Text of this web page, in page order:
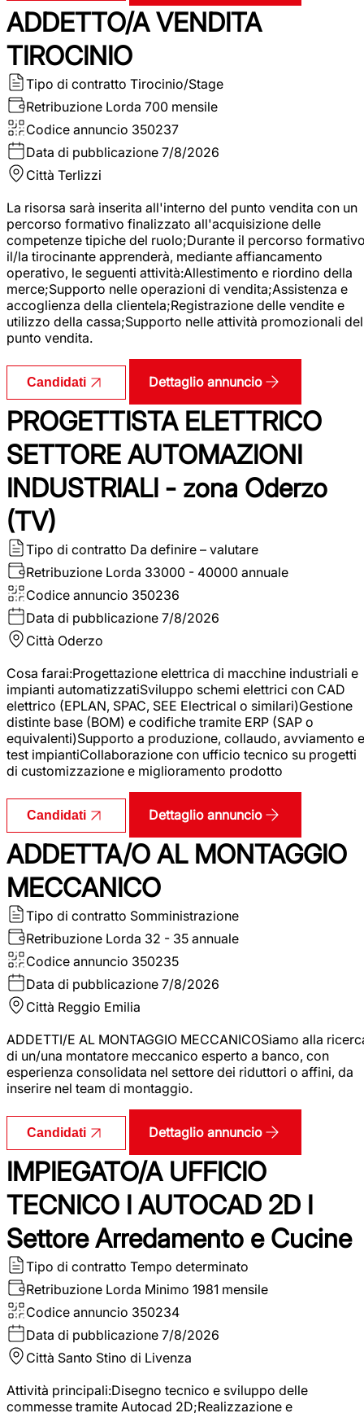
ADDETTO/A VENDITA
TIROCINIO
Tipo di contratto Tirocinio/Stage
Retribuzione Lorda 700 mensile
Codice annuncio 350237
Data di pubblicazione 7/8/2026
Città Terlizzi
La risorsa sarà inserita all'interno del punto vendita con un
percorso formativo finalizzato all'acquisizione delle
competenze tipiche del ruolo;Durante il percorso
il/la tirocinante apprenderà, mediante affiancamento
operativo, le seguenti attività:Allestimento e riordino della
merce;Supporto nelle operazioni di vendita;Assistenza e
accoglienza della clientela;Registrazione delle vendite e
utilizzo della cassa;Supporto nelle attività promozionali del
punto vendita.
Candidati Dettaglio annuncio
PROGETTISTA ELETTRICO
SETTORE AUTOMAZIONI
INDUSTRIALI - zona Oderzo
(TV)
Tipo di contratto Da definire – valutare
Retribuzione Lorda 33000 - 40000 annuale
Codice annuncio 350236
Data di pubblicazione 7/8/2026
Città Oderzo
Cosa farai:Progettazione elettrica di macchine industriali e
impianti automatizzatiSviluppo schemi elettrici con CAD
elettrico (EPLAN, SPAC, SEE Electrical o similari)Gestione
distinte base (BOM) e codifiche tramite ERP (SAP o
equivalenti)Supporto a produzione, collaudo, avviamento e
test impiantiCollaborazione con ufficio tecnico su progetti
di customizzazione e miglioramento prodotto
Candidati Dettaglio annuncio
ADDETTA/O AL MONTAGGIO
MECCANICO
Tipo di contratto Somministrazione
Retribuzione Lorda 32 - 35 annuale
Codice annuncio 350235
Data di pubblicazione 7/8/2026
Città Reggio Emilia
ADDETTI/E AL MONTAGGIO MECCANICOSiamo alla
di un/una montatore meccanico esperto a banco, con
esperienza consolidata nel settore dei riduttori o affini, da
inserire nel team di montaggio.
Candidati Dettaglio annuncio
IMPIEGATO/A UFFICIO
TECNICO I AUTOCAD 2D I
Settore Arredamento e Cucine
Tipo di contratto Tempo determinato
Retribuzione Lorda Minimo 1981 mensile
Codice annuncio 350234
Data di pubblicazione 7/8/2026
Città Santo Stino di Livenza
Attività principali:Disegno tecnico e sviluppo delle
commesse tramite Autocad 2D;Realizzazione e